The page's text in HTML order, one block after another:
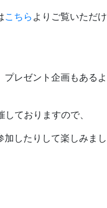
こちら よりご覧いただけ
プレゼント企画もあるよ
しておりますので、
したりして楽しみまし